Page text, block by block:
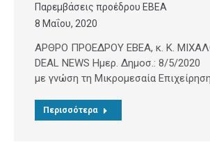
Παρεμβάσεις προέδρου ΕΒΕΑ
8 Μαΐου, 2020
ΑΡΘΡΟ ΠΡΟΕΔΡΟΥ ΕΒΕΑ, κ. Κ.
DEAL NEWS Ημερ. Δημοσ.: 8/5/
με γνώση τη Μικρομεσαία
Περισσότερα